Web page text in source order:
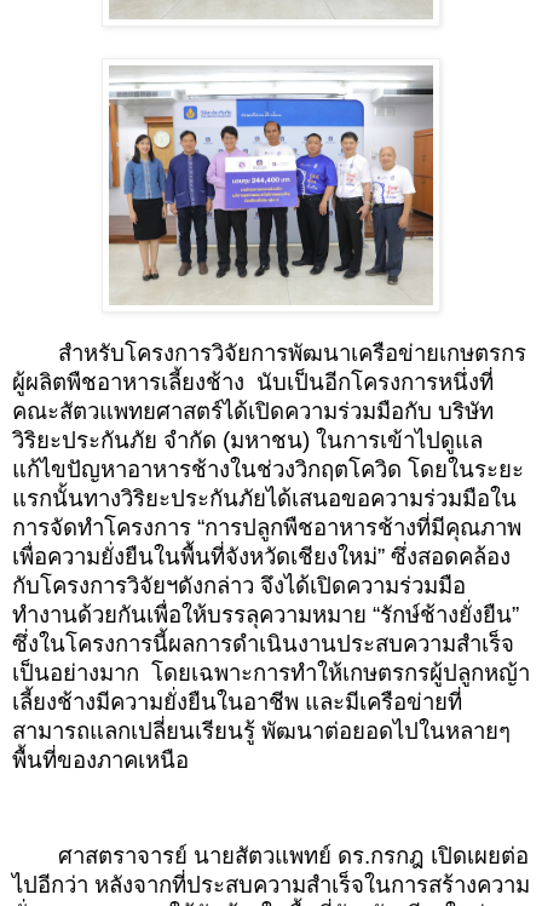
สำหรับโครงการวิจัยการพัฒนาเครือข่ายเกษตรกร
ผู้ผลิตพืชอาหารเลี้ยงช้าง นับเป็นอีกโครงการหนึ่งที่
คณะสัตวแพทยศาสตร์ได้เปิดความร่วมมือกับ บริษัท
วิริยะประกันภัย จำกัด (มหาชน) ในการเข้าไปดูแล
แก้ไขปัญหาอาหารช้างในช่วงวิกฤตโควิด โดยในระยะ
แรกนั้นทางวิริยะประกันภัยได้เสนอขอความร่วมมือใน
การจัดทำโครงการ “การปลูกพืชอาหารช้างที่มีคุณภาพ
เพื่อความยั่งยืนในพื้นที่จังหวัดเชียงใหม่” ซึ่งสอดคล้อง
กับโครงการวิจัยฯดังกล่าว จึงได้เปิดความร่วมมือ
ทำงานด้วยกันเพื่อให้บรรลุความหมาย “รักษ์ช้างยั่งยืน”
ซึ่งในโครงการนี้ผลการดำเนินงานประสบความสำเร็จ
เป็นอย่างมาก โดยเฉพาะการทำให้เกษตรกรผู้ปลูกหญ้า
เลี้ยงช้างมีความยั่งยืนในอาชีพ และมีเครือข่ายที่
สามารถแลกเปลี่ยนเรียนรู้ พัฒนาต่อยอดไปในหลายๆ
พื้นที่ของภาคเหนือ
ศาสตราจารย์ นายสัตวแพทย์ ดร.กรกฎ เปิดเผยต่อ
ไปอีกว่า หลังจากที่ประสบความสำเร็จในการสร้างความ